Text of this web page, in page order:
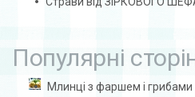
Популярні
Млинці з фаршем і грибами